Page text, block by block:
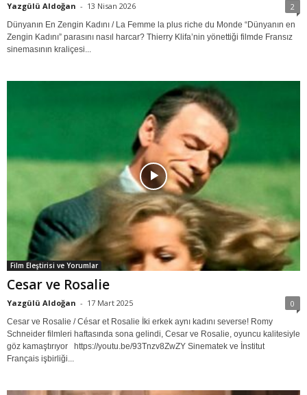
Yazgülü Aldoğan - 13 Nisan 2026 2
Dünyanın En Zengin Kadını / La Femme la plus riche du Monde “Dünyanın en
Zengin Kadını” parasını nasıl harcar? Thierry Klifa’nin yönettiği filmde Fransız
sinemasının kraliçesi...
Film Eleştirisi ve Yorumlar
Cesar ve Rosalie
Yazgülü Aldoğan - 17 Mart 2025 0
Cesar ve Rosalie / César et Rosalie İki erkek aynı kadını severse! Romy
Schneider filmleri haftasında sona gelindi, Cesar ve Rosalie, oyuncu kalitesiyle
göz kamaştırıyor https://youtu.be/93Tnzv8ZwZY Sinematek ve İnstitut
Français işbirliği...